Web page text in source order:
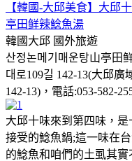
【韓國-大邱美食】大邱
亭田鲜辣鯰魚湯
韓國大邱 國外旅遊
산정논메기매운탕山亭田
대로109길 142-13(大邱
142-13)，電話:053-582-
大邱十味來到第四味，
接受的鯰魚鍋;這一味在
的鯰魚和咱們的土虱其